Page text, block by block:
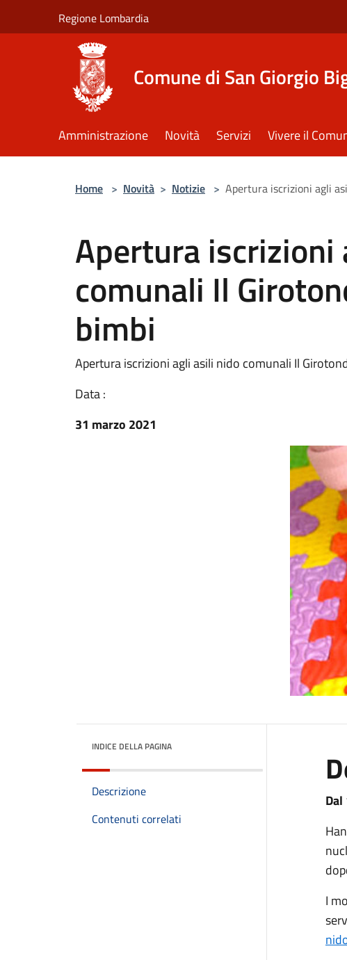
Regione Lombardia
Comune di San Giorgio
Amministrazione Novità Servizi Vivere il
Home > Novità > Notizie > Apertura iscrizioni agli
Apertura
comunali Il
bimbi
Apertura iscrizioni agli asili nido comunali Il
Data :
31 marzo 2021
INDICE DELLA PAGINA
Descrizione
Contenuti correlati
I